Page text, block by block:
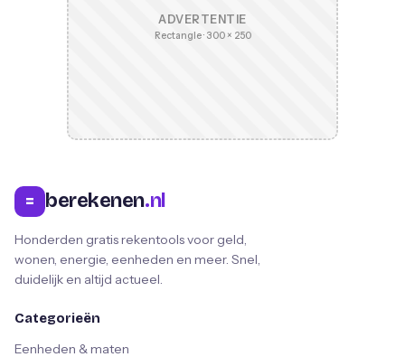
ADVERTENTIE
Rectangle · 300 × 250
= berekenen.nl
Honderden gratis rekentools voor geld,
wonen, energie, eenheden en meer. Snel,
duidelijk en altijd actueel.
Categorieën
Eenheden & maten